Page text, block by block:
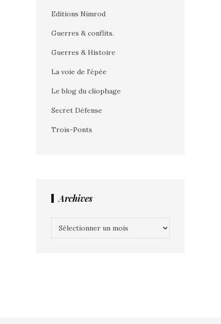
Editions Nimrod
Guerres & conflits.
Guerres & Histoire
La voie de l'épée
Le blog du cliophage
Secret Défense
Trois-Ponts
Archives